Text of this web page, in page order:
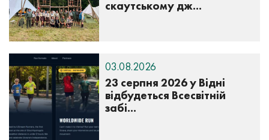
скаутському дж...
23 серпня 2026 у Відні
відбудеться Всесвітній
забі...
03.08.2026